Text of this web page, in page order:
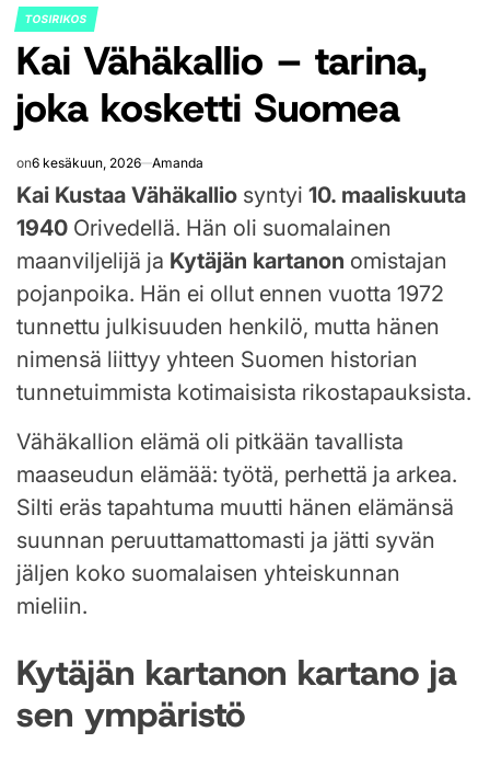
POSTED
IN
TOSIRIKOS
Kai Vähäkallio – tarina,
joka kosketti Suomea
on6 kesäkuun, 2026 Amanda
Kai Kustaa Vähäkallio syntyi 10. maaliskuuta
1940 Orivedellä. Hän oli suomalainen
maanviljelijä ja Kytäjän kartanon omistajan
pojanpoika. Hän ei ollut ennen vuotta 1972
tunnettu julkisuuden henkilö, mutta hänen
nimensä liittyy yhteen Suomen historian
tunnetuimmista kotimaisista rikostapauksista.
Vähäkallion elämä oli pitkään tavallista
maaseudun elämää: työtä, perhettä ja arkea.
Silti eräs tapahtuma muutti hänen elämänsä
suunnan peruuttamattomasti ja jätti syvän
jäljen koko suomalaisen yhteiskunnan
mieliin.
Kytäjän kartanon kartano ja
sen ympäristö